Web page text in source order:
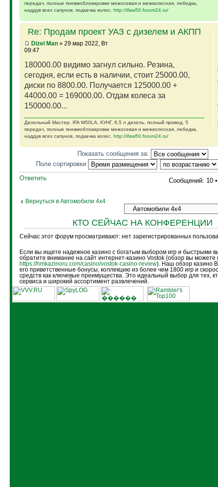
передач, полные пневмоблокировки межосевая и межколесная, лебедка,
наддув всех сапунов, подкачка колес. http://ifaw50.forum24.ru/
Re: Продам проект УАЗ с дизелем и АКПП
Dizel Man» 29 мар 2022, Вт
09:47
180000.00 видимо загнул сильно. Резина,
сегодня, если есть в наличии, стоит 25000.00,
диски по 8800.00. Получается 125000.00 +
44000.00 = 169000.00. Отдам колеса за
150000.00...
Дизельный Мастер. IFA W50LA, КУНГ, 6,5 л дизель, полный привод, 5
передач, полные пневмоблокировки межосевая и межколесная, лебедка,
наддув всех сапунов, подкачка колес. http://ifaw50.forum24.ru/
Показать сообщения за:
Поле сортировки
Ответить
Сообщений: 10
Вернуться в Автомобили 4х4
КТО СЕЙЧАС НА КОНФЕРЕНЦИИ
Сейчас этот форум просматривают: нет зарегистрированных
Если вы ищете надежное казино с богатым выбором игр и быстрыми
обратите внимание на сайт интернет-казино Vostok (обзор вы можете
https://hmkazinoru.com/casino/vostok-casino-review). Наш обзор казино
его приветственные бонусы, коллекцию из более чем 1800 игр и
средств как ключевые преимущества. Это идеальный выбор для тех,
сервиса и широкий ассортимент развлечений.